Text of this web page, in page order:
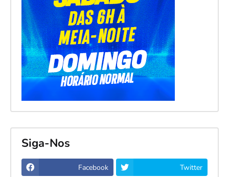
Siga-Nos
Facebook Twitter